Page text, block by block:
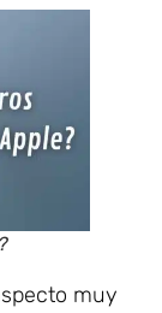
muy